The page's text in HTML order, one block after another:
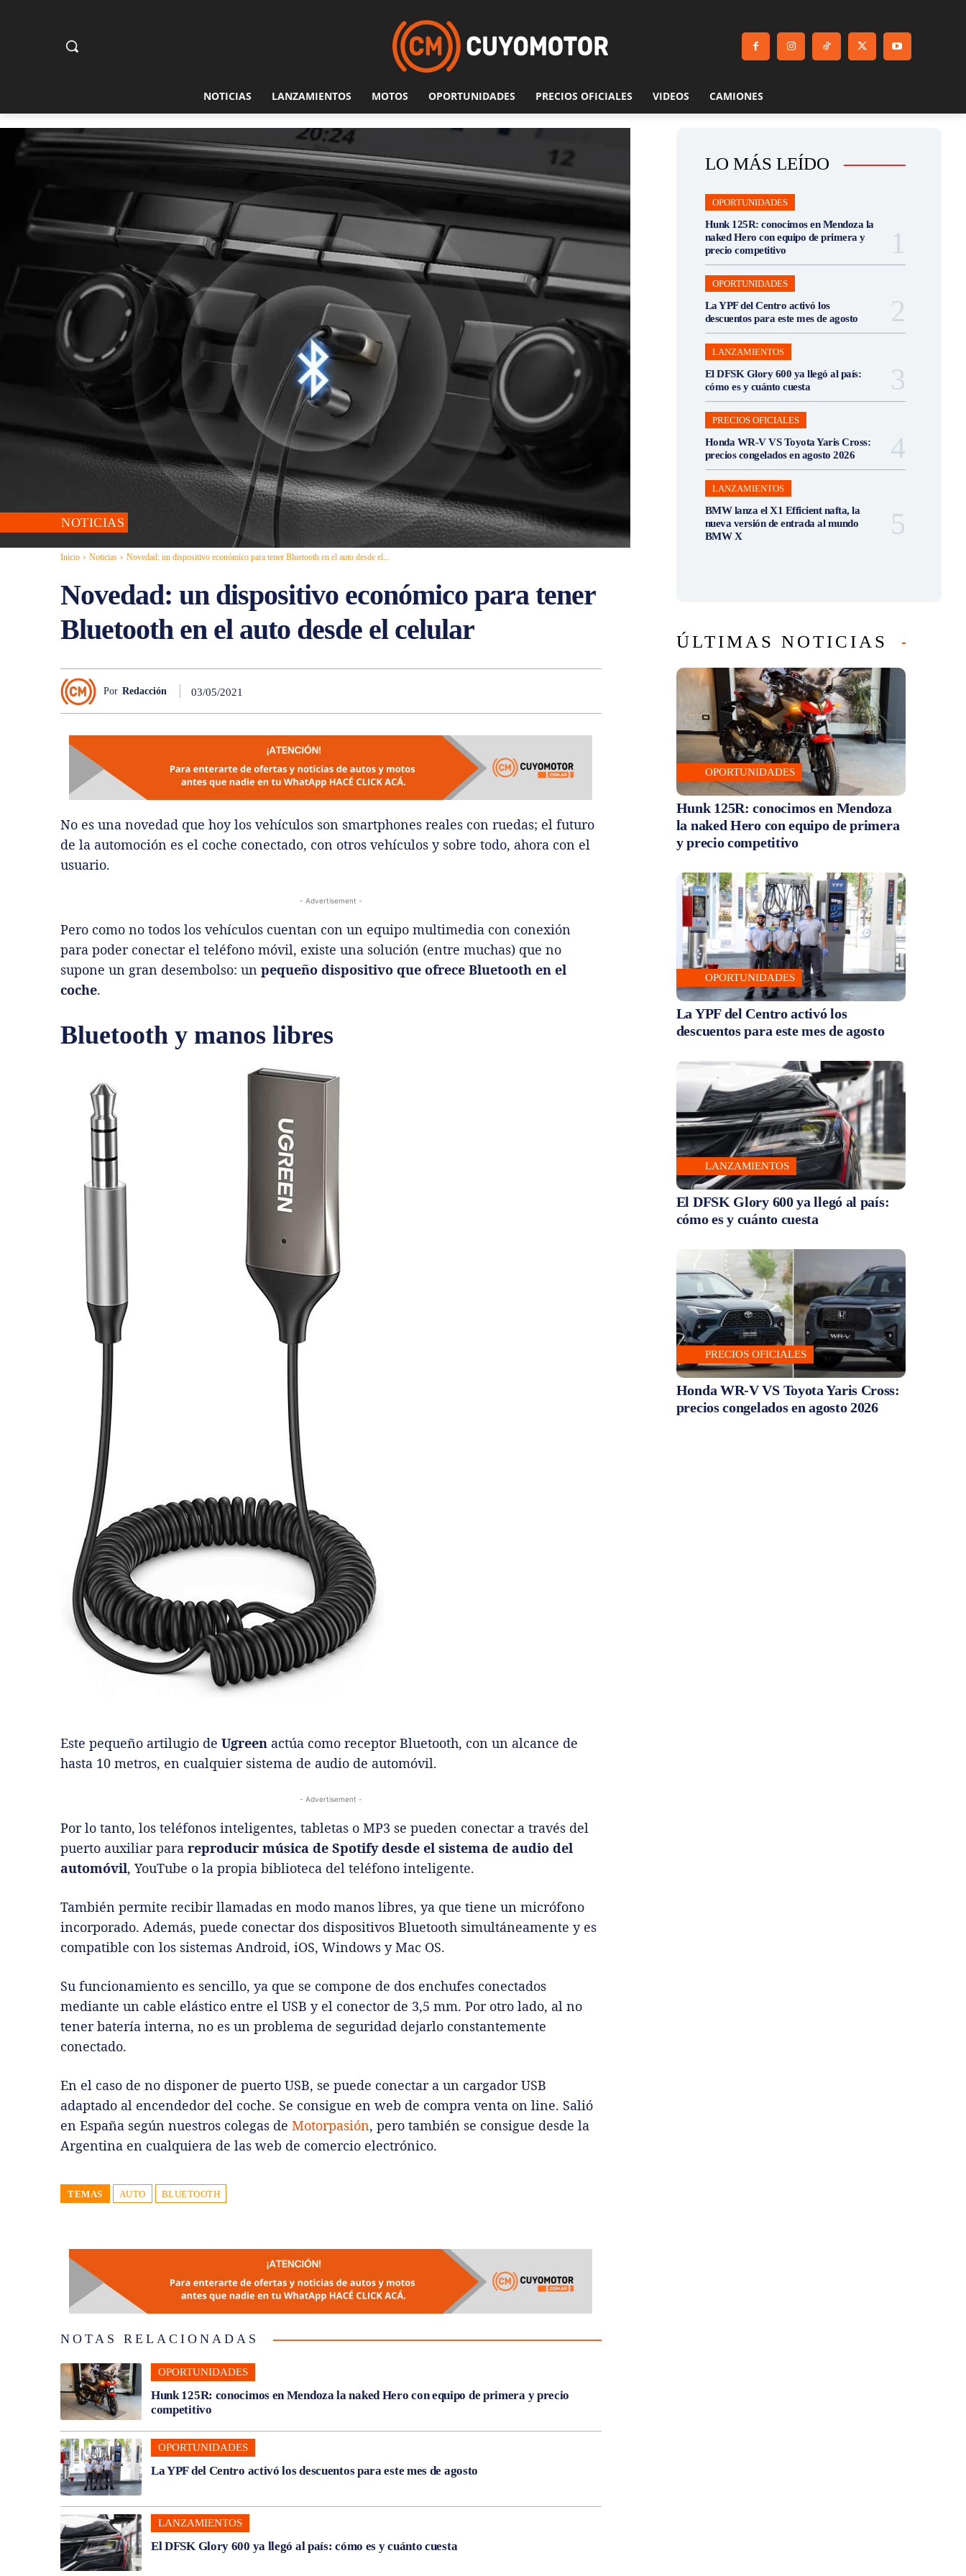
NOTICIAS LANZAMIENTOS MOTOS OPORTUNIDADES PRECIOS OFICIALES VIDEOS CAMIONES
NOTICIAS
Inicio Noticias Novedad: un dispositivo económico para tener Bluetooth en el auto desde el...
Novedad: un dispositivo económico para tener
Bluetooth en el auto desde el celular
Por Redacción 03/05/2021
No es una novedad que hoy los vehículos son smartphones reales con ruedas; el futuro
de la automoción es el coche conectado, con otros vehículos y sobre todo, ahora con el
usuario.
- Advertisement -
Pero como no todos los vehículos cuentan con un equipo multimedia con conexión
para poder conectar el teléfono móvil, existe una solución (entre muchas) que no
supone un gran desembolso: un pequeño dispositivo que ofrece Bluetooth en el
coche.
Bluetooth y manos libres
Este pequeño artilugio de Ugreen actúa como receptor Bluetooth, con un alcance de
hasta 10 metros, en cualquier sistema de audio de automóvil.
- Advertisement -
Por lo tanto, los teléfonos inteligentes, tabletas o MP3 se pueden conectar a través del
puerto auxiliar para reproducir música de Spotify desde el sistema de audio del
automóvil, YouTube o la propia biblioteca del teléfono inteligente.
También permite recibir llamadas en modo manos libres, ya que tiene un micrófono
incorporado. Además, puede conectar dos dispositivos Bluetooth simultáneamente y es
compatible con los sistemas Android, iOS, Windows y Mac OS.
Su funcionamiento es sencillo, ya que se compone de dos enchufes conectados
mediante un cable elástico entre el USB y el conector de 3,5 mm. Por otro lado, al no
tener batería interna, no es un problema de seguridad dejarlo constantemente
conectado.
En el caso de no disponer de puerto USB, se puede conectar a un cargador USB
adaptado al encendedor del coche. Se consigue en web de compra venta on line. Salió
en España según nuestros colegas de Motorpasión, pero también se consigue desde la
Argentina en cualquiera de las web de comercio electrónico.
TEMAS AUTO BLUETOOTH
NOTAS RELACIONADAS
OPORTUNIDADES
Hunk 125R: conocimos en Mendoza la naked Hero con equipo de primera y precio
competitivo
OPORTUNIDADES
La YPF del Centro activó los descuentos para este mes de agosto
LANZAMIENTOS
El DFSK Glory 600 ya llegó al país: cómo es y cuánto cuesta
LO MÁS LEÍDO
OPORTUNIDADES
Hunk 125R: conocimos en Mendoza la
naked Hero con equipo de primera y
precio competitivo
OPORTUNIDADES
La YPF del Centro activó los
descuentos para este mes de agosto
LANZAMIENTOS
El DFSK Glory 600 ya llegó al país:
cómo es y cuánto cuesta
PRECIOS OFICIALES
Honda WR-V VS Toyota Yaris Cross:
precios congelados en agosto 2026
LANZAMIENTOS
BMW lanza el X1 Efficient nafta, la
nueva versión de entrada al mundo
BMW X
ÚLTIMAS NOTICIAS
OPORTUNIDADES
Hunk 125R: conocimos en Mendoza
la naked Hero con equipo de primera
y precio competitivo
OPORTUNIDADES
La YPF del Centro activó los
descuentos para este mes de agosto
LANZAMIENTOS
El DFSK Glory 600 ya llegó al país:
cómo es y cuánto cuesta
PRECIOS OFICIALES
Honda WR-V VS Toyota Yaris Cross:
precios congelados en agosto 2026